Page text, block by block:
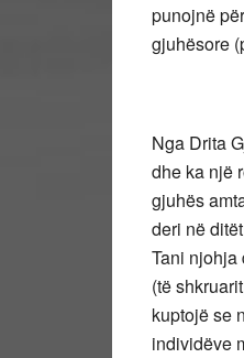
punojnë
gjuhësore
Nga Drita
dhe ka një
gjuhës
deri në
Tani njohja
(të
kuptojë se
individëve